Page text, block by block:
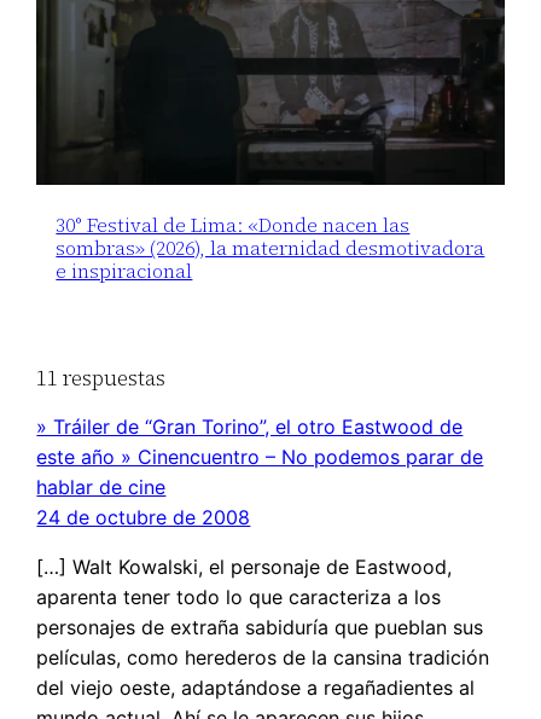
30° Festival de Lima: «Donde nacen las
sombras» (2026), la maternidad desmotivadora
e inspiracional
11 respuestas
» Tráiler de “Gran Torino”, el otro Eastwood de
este año » Cinencuentro – No podemos parar de
hablar de cine
24 de octubre de 2008
[…] Walt Kowalski, el personaje de Eastwood,
aparenta tener todo lo que caracteriza a los
personajes de extraña sabiduría que pueblan sus
películas, como herederos de la cansina tradición
del viejo oeste, adaptándose a regañadientes al